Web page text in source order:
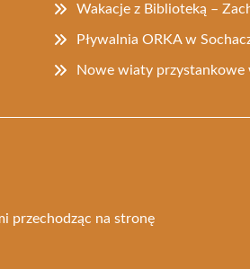
Wakacje z Biblioteką –
Pływalnia ORKA w
Nowe wiaty przystankowe
przechodząc na stronę